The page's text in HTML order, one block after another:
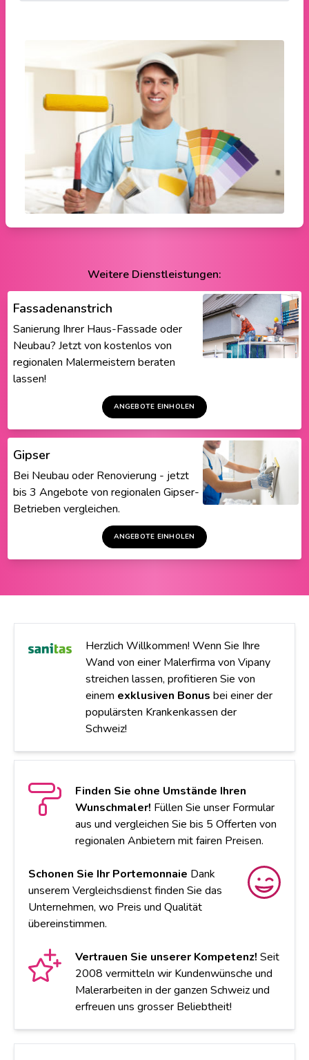
Weitere Dienstleistungen:
Fassadenanstrich
Sanierung Ihrer Haus-Fassade oder
Neubau? Jetzt von kostenlos von
regionalen Malermeistern beraten
lassen!
ANGEBOTE EINHOLEN
Gipser
Bei Neubau oder Renovierung - jetzt
bis 3 Angebote von regionalen Gipser-
Betrieben vergleichen.
ANGEBOTE EINHOLEN
Herzlich Willkommen! Wenn Sie Ihre
Wand von einer Malerfirma von Vipany
streichen lassen, profitieren Sie von
einem exklusiven Bonus bei einer der
populärsten Krankenkassen der
Schweiz!
Finden Sie ohne Umstände Ihren
Wunschmaler! Füllen Sie unser Formular
aus und vergleichen Sie bis 5 Offerten von
regionalen Anbietern mit fairen Preisen.
Schonen Sie Ihr Portemonnaie Dank
unserem Vergleichsdienst finden Sie das
Unternehmen, wo Preis und Qualität
übereinstimmen.
Vertrauen Sie unserer Kompetenz! Seit
2008 vermitteln wir Kundenwünsche und
Malerarbeiten in der ganzen Schweiz und
erfreuen uns grosser Beliebtheit!